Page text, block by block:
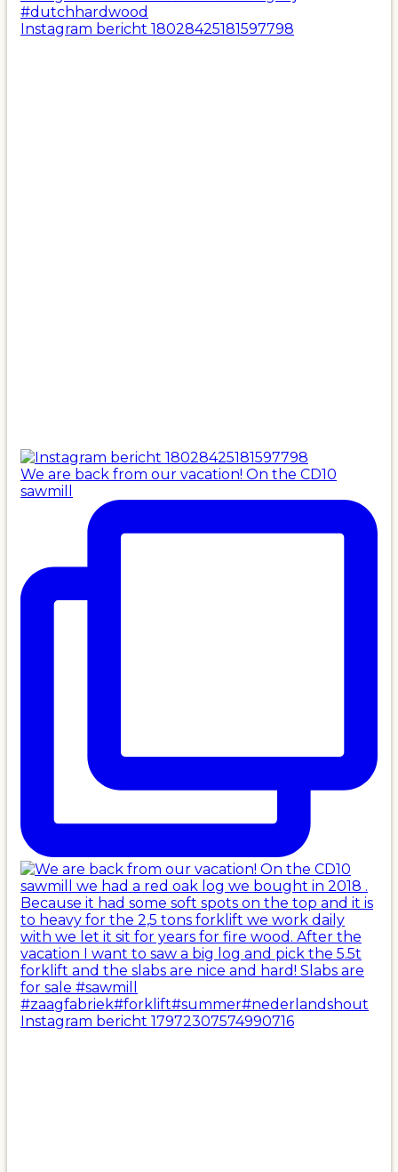
Instagram bericht 18028425181597798
We are back from our vacation! On the CD10
sawmill
Instagram bericht 17972307574990716